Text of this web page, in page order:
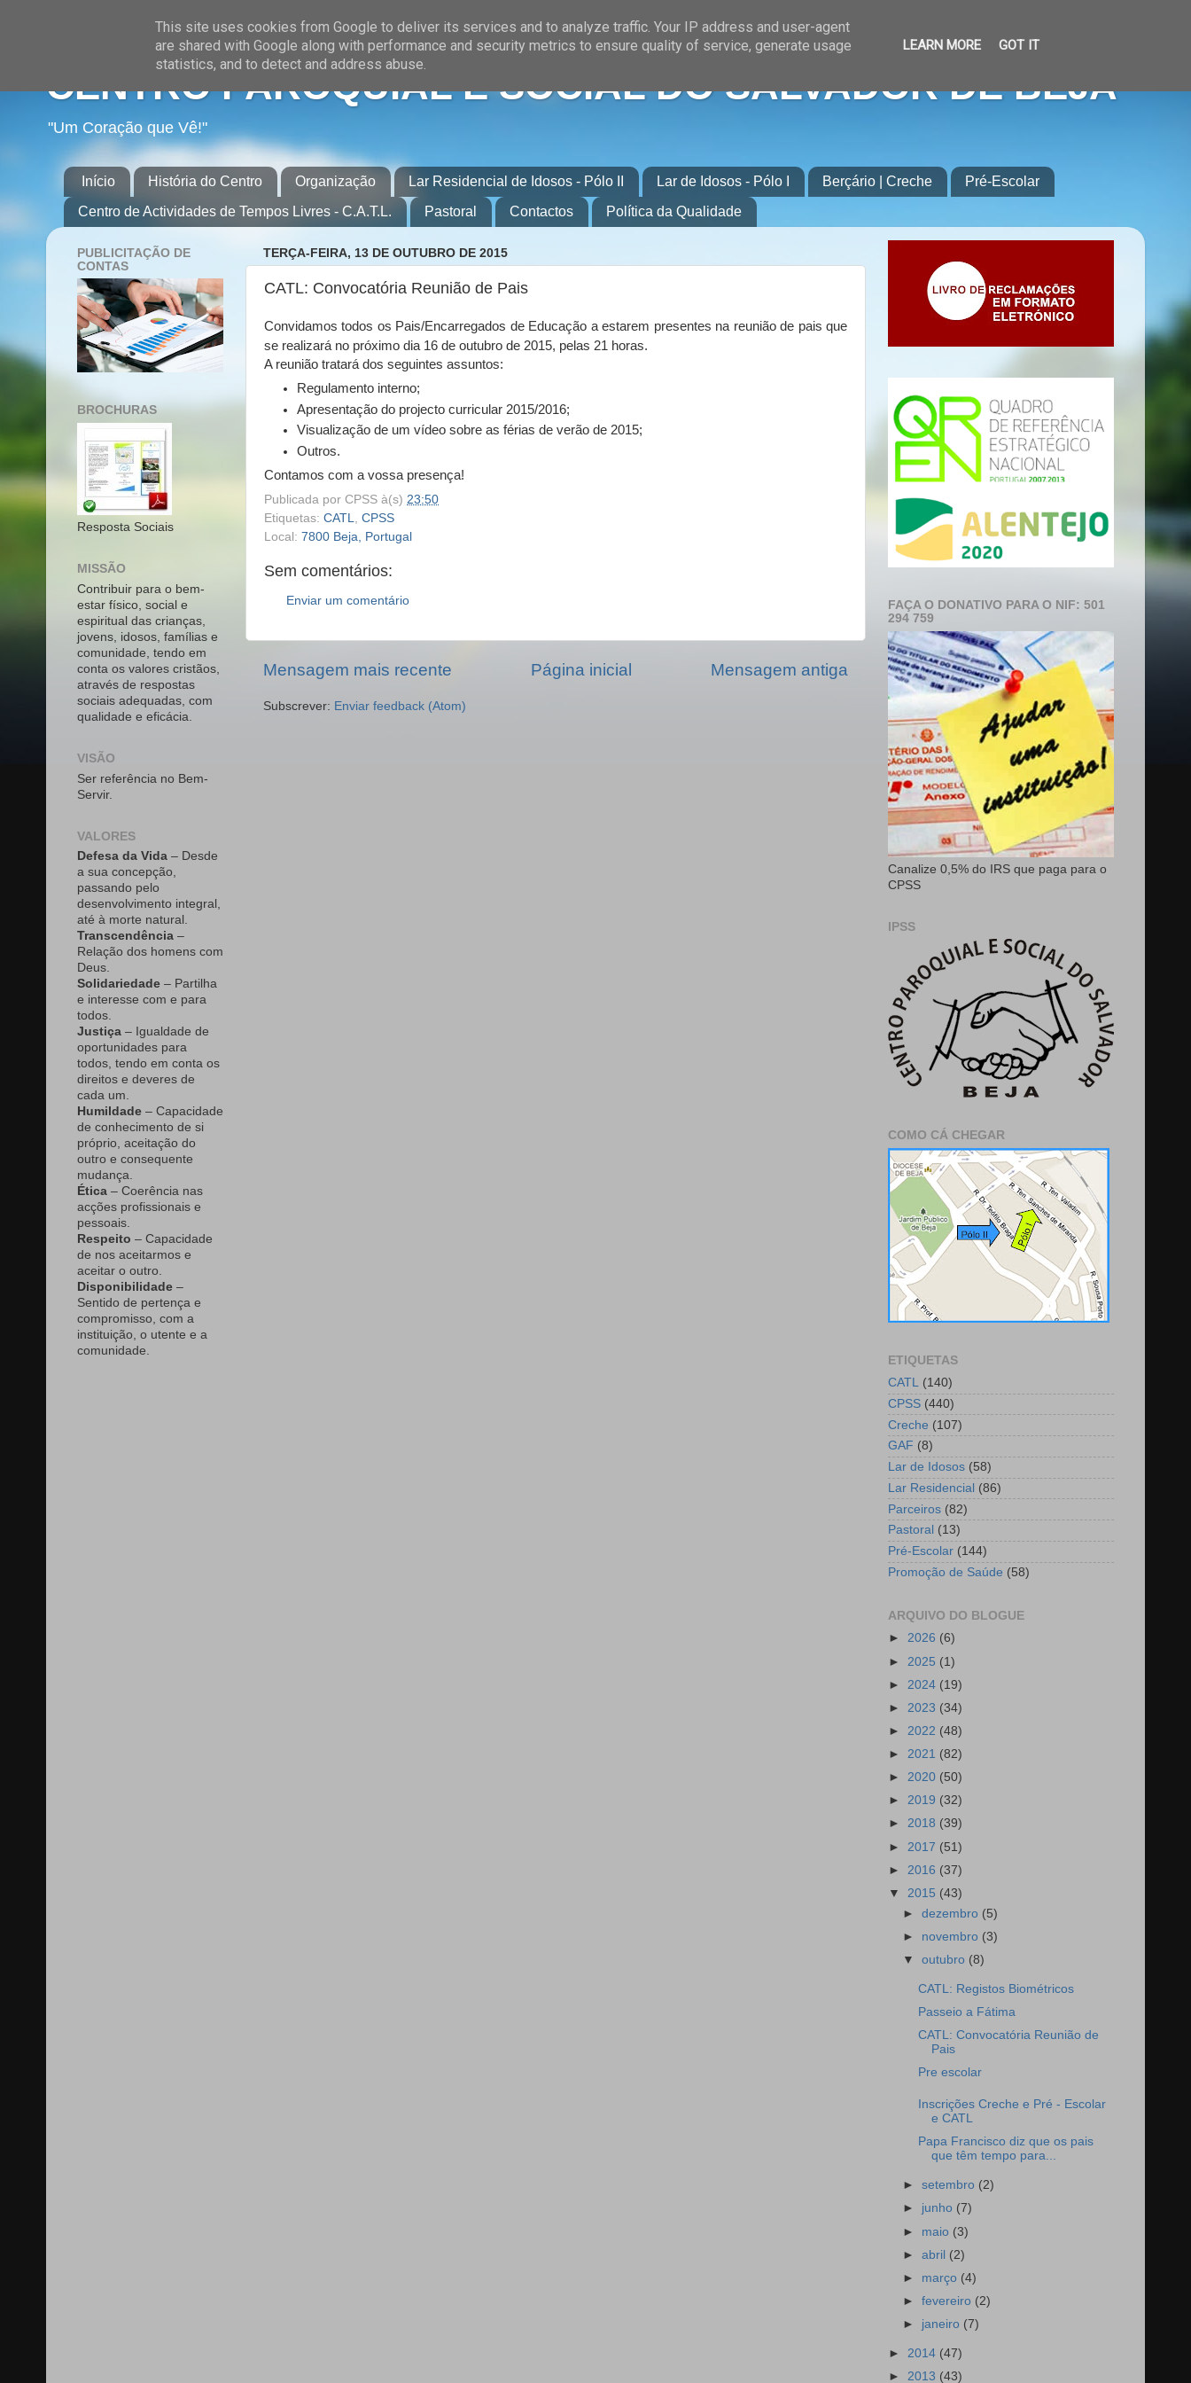
CENTRO PAROQUIAL E SOCIAL DO SALVADOR DE BEJA
"Um Coração que Vê!"
Início História do Centro Organização Lar Residencial de Idosos - Pólo II Lar de Idosos - Pólo I Berçário | Creche
Pré-Escolar
Centro de Actividades de Tempos Livres - C.A.T.L.
Pastoral Contactos Política da Qualidade
TERÇA-FEIRA, 13 DE OUTUBRO DE 2015
CATL: Convocatória Reunião de Pais
Convidamos todos os Pais/Encarregados de Educação a estarem presentes na reunião de pais que
se realizará no próximo dia 16 de outubro de 2015, pelas 21 horas.
A reunião tratará dos seguintes assuntos:
Regulamento interno;
Apresentação do projecto curricular 2015/2016;
Visualização de um vídeo sobre as férias de verão de 2015;
Outros.
Contamos com a vossa presença!
Publicada por CPSS à(s) 23:50
Etiquetas: CATL, CPSS
Local: 7800 Beja, Portugal
Sem comentários:
Enviar um comentário
Mensagem mais recente Mensagem antiga
Página inicial
Subscrever: Enviar feedback (Atom)
PUBLICITAÇÃO DE
CONTAS
BROCHURAS
Resposta Sociais
MISSÃO
Contribuir para o bem-
estar físico, social e
espiritual das crianças,
jovens, idosos, famílias e
comunidade, tendo em
conta os valores cristãos,
através de respostas
sociais adequadas, com
qualidade e eficácia.
VISÃO
Ser referência no Bem-
Servir.
VALORES
Defesa da Vida – Desde
a sua concepção,
passando pelo
desenvolvimento integral,
até à morte natural.
Transcendência –
Relação dos homens com
Deus.
Solidariedade – Partilha
e interesse com e para
todos.
Justiça – Igualdade de
oportunidades para
todos, tendo em conta os
direitos e deveres de
cada um.
Humildade – Capacidade
de conhecimento de si
próprio, aceitação do
outro e consequente
mudança.
Ética – Coerência nas
acções profissionais e
pessoais.
Respeito – Capacidade
de nos aceitarmos e
aceitar o outro.
Disponibilidade –
Sentido de pertença e
compromisso, com a
instituição, o utente e a
comunidade.
FAÇA O DONATIVO PARA O NIF: 501
294 759
Canalize 0,5% do IRS que paga para o
CPSS
IPSS
COMO CÁ CHEGAR
ETIQUETAS
CATL (140)
CPSS (440)
Creche (107)
GAF (8)
Lar de Idosos (58)
Lar Residencial (86)
Parceiros (82)
Pastoral (13)
Pré-Escolar (144)
Promoção de Saúde (58)
ARQUIVO DO BLOGUE
► 2026 (6)
► 2025 (1)
► 2024 (19)
► 2023 (34)
► 2022 (48)
► 2021 (82)
► 2020 (50)
► 2019 (32)
► 2018 (39)
► 2017 (51)
► 2016 (37)
▼ 2015 (43)
►dezembro (5)
► novembro (3)
▼outubro (8)
CATL: Registos Biométricos
Passeio a Fátima
CATL: Convocatória Reunião de
Pais
Pre escolar
Inscrições Creche e Pré - Escolar
e CATL
Papa Francisco diz que os pais
que têm tempo para...
►setembro (2)
► junho (7)
► maio (3)
►abril (2)
► março (4)
►fevereiro (2)
► janeiro (7)
► 2014 (47)
► 2013 (43)
This site uses cookies from Google to deliver its services and to analyze traffic. Your IP address and user-agent
are shared with Google along with performance and security metrics to ensure quality of service, generate usage
statistics, and to detect and address abuse.
LEARN MORE GOT IT